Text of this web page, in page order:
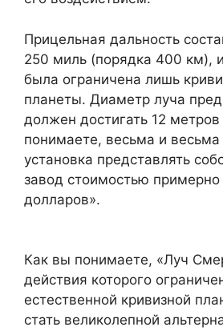
Прицельная дальность
250 миль (порядка 400 км),
была ограничена лишь
планеты. Диаметр луча
должен достигать 12
понимаете, весьма и
установка представлять
завод стоимостью
долларов».
Как вы понимаете, «Луч
действия которого
естественной кривизной
стать великолепной